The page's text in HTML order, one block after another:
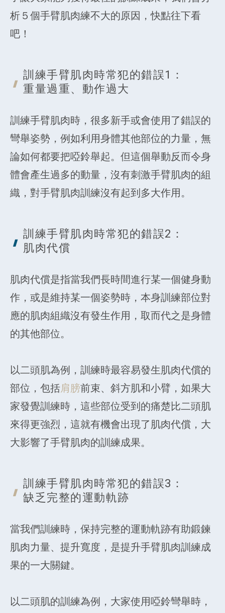
析５個手臂肌肉練不大的原因，快點往下看
吧！
訓練手臂肌肉時常犯的錯誤1：
重量過重、動作過大
訓練手臂肌肉時，很多新手或會使用了錯誤的
彎舉姿勢，例如利用身體其他部位的力量，無
論如何都要把啞鈴舉起。但這個舉動反而令身
體會產生過多的動量，沒有刺激手臂肌肉的組
織，對手臂肌肉訓練沒有起到多大作用。
訓練手臂肌肉時常犯的錯誤2：
肌肉代償
肌肉代償是指當我們長時間進行某一個健身動
作，或是維持某一個姿勢時，本身訓練部位對
應的肌肉組織沒有發生作用，取而代之是身體
的其他部位。
以二頭肌為例，訓練時最容易發生肌肉代償的
部位，包括肩膀前束、斜方肌和小臂，如果大
家發覺訓練時，這些部位受到的痛楚比二頭肌
來得更強烈，這就有機會出現了肌肉代償，大
大影響了手臂肌肉的訓練成果。
訓練手臂肌肉時常犯的錯誤3：
缺乏完整的運動軌跡
當我們訓練時，保持完整的運動軌跡有助鍛鍊
肌肉力量、提升寬度，是提升手臂肌肉訓練成
果的一大關鍵。
以二頭肌的訓練為例，大家使用啞鈴彎舉時，